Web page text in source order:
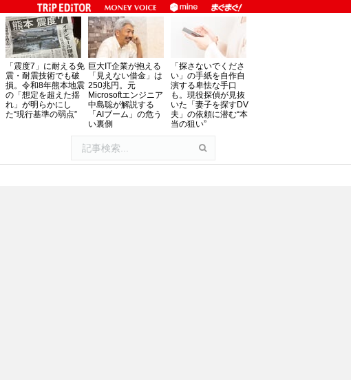
「震度7」に耐える免
震・耐震技術でも破
損。令和8年熊本地震
の「想定を超えた揺
れ」が明らかにし
た“現行基準の弱点”
巨大IT企業が抱える
「見えない借金」は
250兆円。元
Microsoftエンジニア
中島聡が解説する
「AIブーム」の危う
い裏側
「探さないでくださ
い」の手紙を自作自
演する卑怯な手口
も。現役探偵が見抜
いた「妻子を探すDV
夫」の依頼に潜む“本
当の狙い”